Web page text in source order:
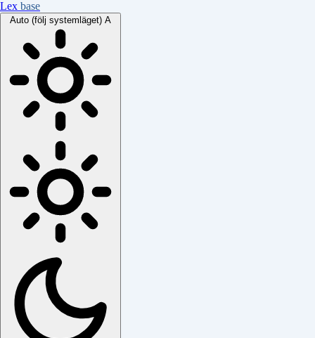
Lex base
Auto (följ systemläget) A